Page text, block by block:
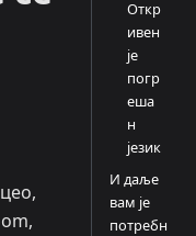
Откр
ивен
је
погр
еша
н
језик
И даље
вам је
потребн